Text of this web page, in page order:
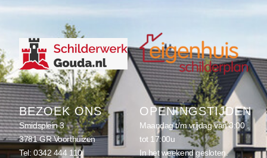
BEZOEK ONS
Smidsplein 3
3781 GR Voorthuizen
Tel:0342 444 110
OPENINGSTIJDEN
Maandag t/m vrijdag van 8:00
tot 17:00u
In het weekend gesloten.